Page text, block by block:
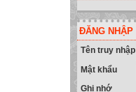
ĐĂNG NHẬP
Tên truy nhập
Mật khẩu
Ghi nhớ